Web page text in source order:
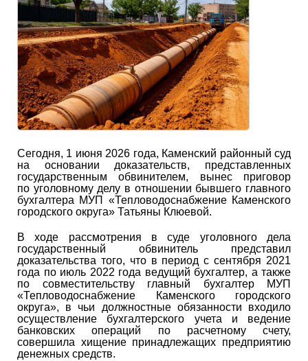
Сегодня, 1 июня 2026 года, Каменский районный суд
на основании доказательств, представленных
государственным обвинителем, вынес приговор
по уголовному делу в отношении бывшего главного
бухгалтера МУП «Тепловодоснабжение Каменского
городского округа» Татьяны Клюевой.
В ходе рассмотрения в суде уголовного дела
государственный обвинитель представил
доказательства того, что в период с сентября 2021
года по июль 2022 года ведущий бухгалтер, а также
по совместительству главный бухгалтер МУП
«Тепловодоснабжение Каменского городского
округа», в чьи должностные обязанности входило
осуществление бухгалтерского учета и ведение
банковских операций по расчетному счету,
совершила хищение принадлежащих предприятию
денежных средств.